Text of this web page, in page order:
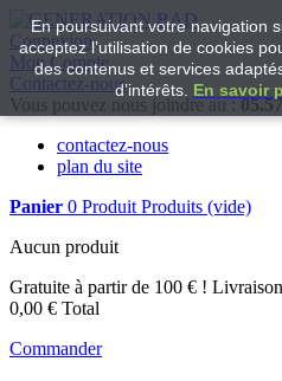
Connexion
Mon Compte
Contactez-nous
Vous pouvez nous joindre au :
contactez-nous
plan du site
Panier 0 Produit Produits (vide)
Aucun produit
Gratuite à partir de 100 € ! Livraison
0,00 € Total
Commander
En poursuivant votre navigation
acceptez l’utilisation de cookies
des contenus et services
d’intérêts. En savoir